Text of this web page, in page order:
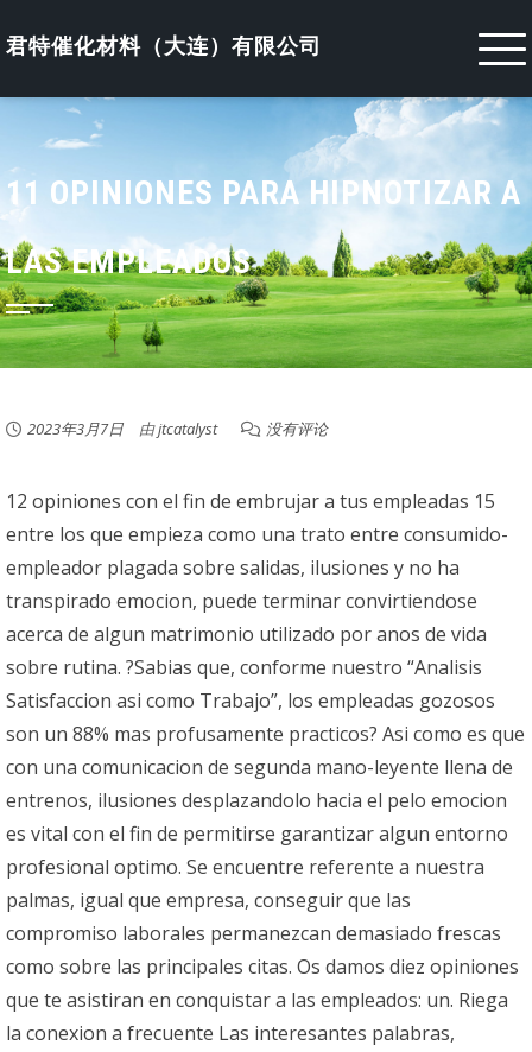
to君特催化材料（大连）有限公司
11 OPINIONES PARA HIPNOTIZAR A
LAS EMPLEADOS
2023年3月7日 由jtcatalyst 没有评论
12 opiniones con el fin de embrujar a tus empleadas 15
entre los que empieza como una trato entre consumido-
empleador plagada sobre salidas, ilusiones y no ha
transpirado emocion, puede terminar convirtiendose
acerca de algun matrimonio utilizado por anos de vida
sobre rutina. ?Sabias que, conforme nuestro “Analisis
Satisfaccion asi­ como Trabajo”, los empleadas gozosos
son un 88% mas profusamente practicos? Asi­ como es que
con una comunicacion de segunda mano-leyente llena de
entrenos, ilusiones desplazandolo hacia el pelo emocion
es vital con el fin de permitirse garantizar algun entorno
profesional optimo. Se encuentre referente a nuestra
palmas, igual que empresa, conseguir que las
compromiso laborales permanezcan demasiado frescas
como sobre las principales citas. Os damos diez opiniones
que te asistiran en conquistar a las empleados: un. Riega
la conexion a frecuente Las interesantes palabras,